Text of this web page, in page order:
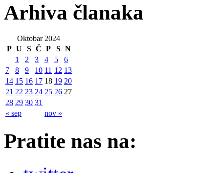
Arhiva članaka
Oktobar 2024
P U S Č P S N
« sep nov »
1 2 3 4 5
6
7
8 9 10 11 12 13
14 15 16 17 18 19 20
21 22 23 24 25 26 27
28 29 30 31
Pratite nas na: